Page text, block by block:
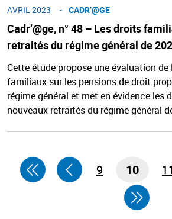
Cadr’@ge, n° 48 – Les droits
retraités du régime général de
AVRIL 2023 CADR’@GE​
Cette étude propose une évaluation de
familiaux sur les pensions de droit
régime général et met en évidence les
nouveaux retraités du régime général
9 10 11